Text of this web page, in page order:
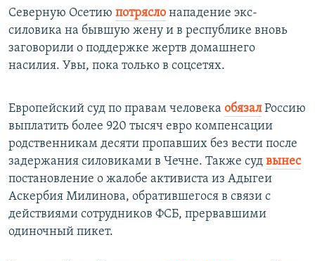
Северную Осетию потрясло нападение экс-
силовика на бывшую жену и в республике вновь
заговорили о поддержке жертв домашнего
насилия. Увы, пока только в соцсетях.
Европейский суд по правам человека обязалРоссию
выплатить более 920 тысяч евро компенсации
родственникам десяти пропавших без вести после
задержания силовиками в Чечне. Также суд вынес
постановление о жалобе активиста из Адыгеи
Аскербия Милинова, обратившегося в связи с
действиями сотрудников ФСБ, прервавшими
одиночный пикет.